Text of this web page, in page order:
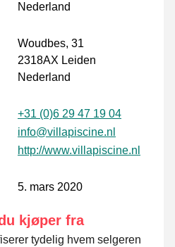
Nederland
Woudbes, 31
2318AX Leiden
Nederland
+31 (0)6 29 47 19 04
info@villapiscine.nl
http://www.villapiscine.nl
5. mars 2020
kjøper fra
tydelig hvem selgeren